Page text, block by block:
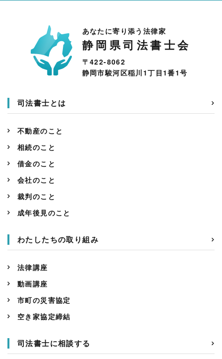
あなたに寄り添う法律家
静岡県司法書士会
〒422-8062
静岡市駿河区稲川1丁目1番1号
司法書士とは
不動産のこと
相続のこと
借金のこと
会社のこと
裁判のこと
成年後見のこと
わたしたちの取り組み
法律講座
動画講座
市町の災害協定
空き家協定締結
司法書士に相談する